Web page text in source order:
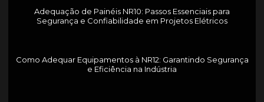
Adequação de Painéis NR10: Passos Essenciais para
Segurança e Confiabilidade em Projetos Elétricos
Como Adequar Equipamentos à NR12: Garantindo Segurança
e Eficiência na Indústria